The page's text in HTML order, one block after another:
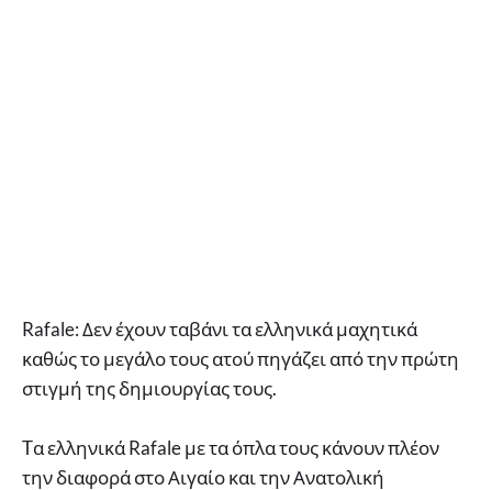
Rafale: Δεν έχουν ταβάνι τα ελληνικά μαχητικά
καθώς το μεγάλο τους ατού πηγάζει από την πρώτη
στιγμή της δημιουργίας τους.
Tα ελληνικά Rafale με τα όπλα τους κάνουν πλέον
την διαφορά στο Αιγαίο και την Ανατολική